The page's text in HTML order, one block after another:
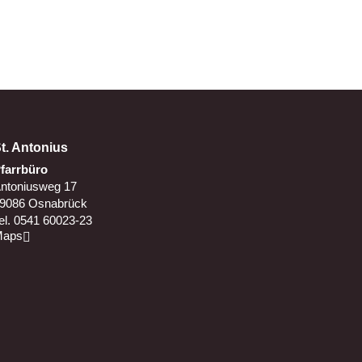
Antonius
17
Osnabrück
0541 60023-23